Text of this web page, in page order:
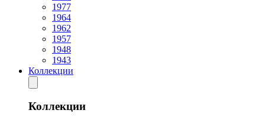
1977
1964
1962
1957
1948
1943
Коллекции
Коллекции